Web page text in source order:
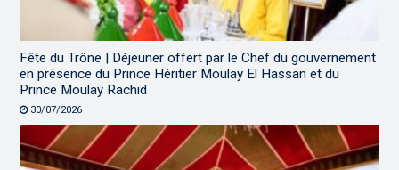
Fête du Trône | Déjeuner offert par le Chef du gouvernement
en présence du Prince Héritier Moulay El Hassan et du
Prince Moulay Rachid
30/07/2026